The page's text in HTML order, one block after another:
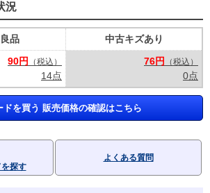
況
品
90円
（税込）
14点
中古キズあり
76円
（税込）
0点
ドを買う 販売価格の確認はこちら
探す
よくある質問